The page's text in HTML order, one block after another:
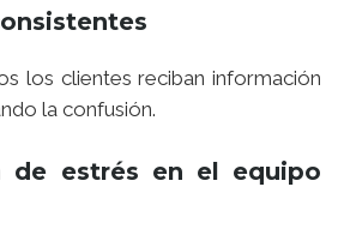
los clientes reciban información
la confusión.
de estrés en el equipo